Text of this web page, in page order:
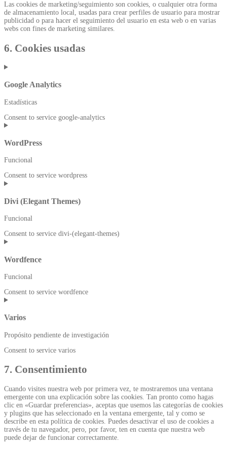
Las cookies de marketing/seguimiento son cookies, o cualquier otra forma
de almacenamiento local, usadas para crear perfiles de usuario para mostrar
publicidad o para hacer el seguimiento del usuario en esta web o en varias
webs con fines de marketing similares.
6. Cookies usadas
Google Analytics
Estadísticas
Consent to service google-analytics
WordPress
Funcional
Consent to service wordpress
Divi (Elegant Themes)
Funcional
Consent to service divi-(elegant-themes)
Wordfence
Funcional
Consent to service wordfence
Varios
Propósito pendiente de investigación
Consent to service varios
7. Consentimiento
Cuando visites nuestra web por primera vez, te mostraremos una ventana
emergente con una explicación sobre las cookies. Tan pronto como hagas
clic en «Guardar preferencias», aceptas que usemos las categorías de cookies
y plugins que has seleccionado en la ventana emergente, tal y como se
describe en esta política de cookies. Puedes desactivar el uso de cookies a
través de tu navegador, pero, por favor, ten en cuenta que nuestra web
puede dejar de funcionar correctamente.